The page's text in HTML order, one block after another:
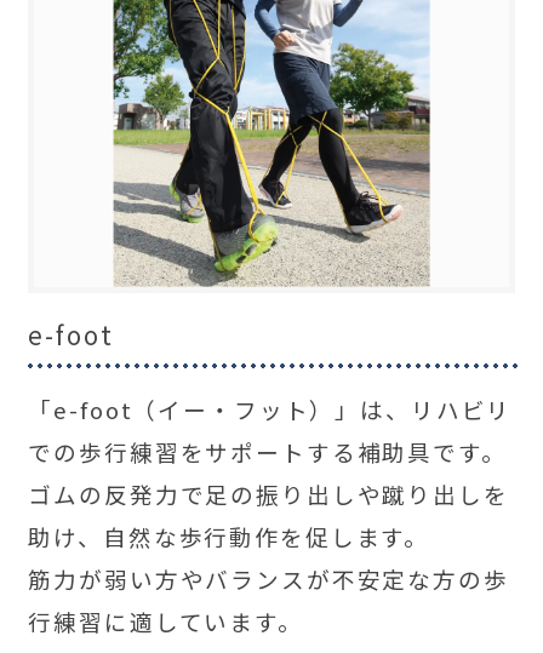
e-foot
「e-foot（イー・フット）」は、リハビリ
での歩行練習をサポートする補助具です。
ゴムの反発力で足の振り出しや蹴り出しを
助け、自然な歩行動作を促します。
筋力が弱い方やバランスが不安定な方の歩
行練習に適しています。